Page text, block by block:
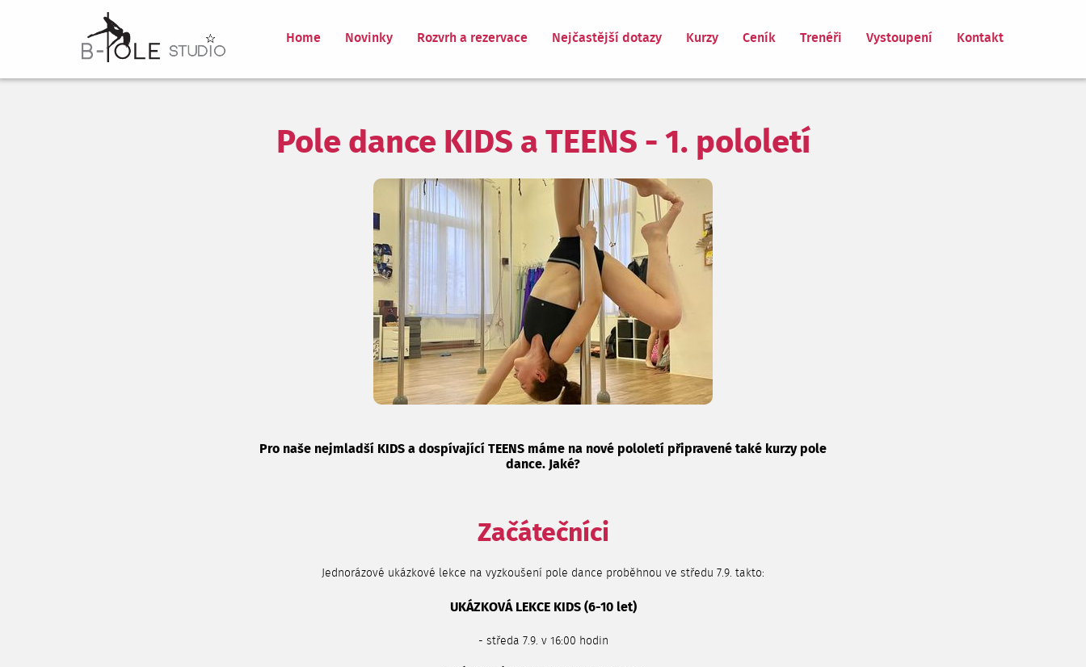
Home Novinky Rozvrh a rezervace Nejčastější dotazy Kurzy Ceník Trenéři Vystoupení Kontakt
Pole dance KIDS a TEENS - 1. pololetí
Pro naše nejmladší KIDS a dospívající TEENS máme na nové pololetí připravené také kurzy pole
dance. Jaké?
Začátečníci
Jednorázové ukázkové lekce na vyzkoušení pole dance proběhnou ve středu 7.9. takto:
UKÁZKOVÁ LEKCE KIDS (6-10 let)
- středa 7.9. v 16:00 hodin